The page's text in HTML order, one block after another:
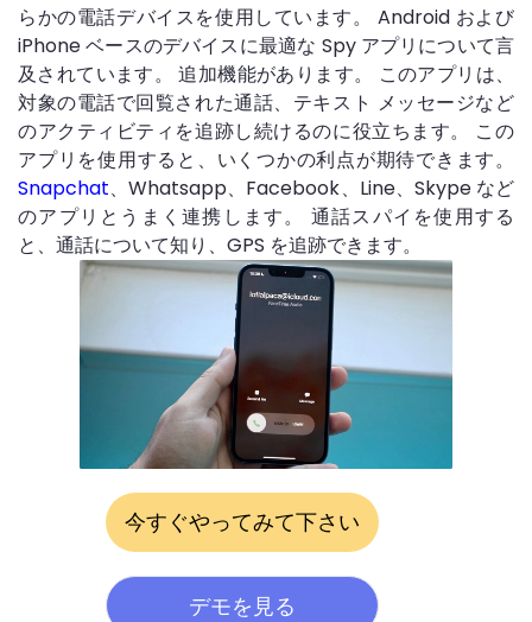
らかの電話デバイスを使用しています。 Android および
iPhone ベースのデバイスに最適な Spy アプリについて言
及されています。 追加機能があります。 このアプリは、
対象の電話で回覧された通話、テキスト メッセージなど
のアクティビティを追跡し続けるのに役立ちます。 この
アプリを使用すると、いくつかの利点が期待できます。
Snapchat、Whatsapp、Facebook、Line、Skype など
のアプリとうまく連携します。 通話スパイを使用する
と、通話について知り、GPS を追跡できます。
今すぐやってみて下さい
デモを見る